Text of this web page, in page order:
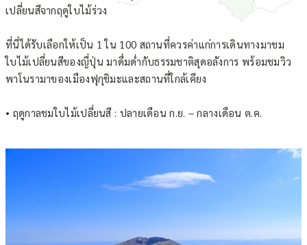
เปลี่ยนสีจากฤดูใบไม้ร่วง
ที่นี่ได้รับเลือกให้เป็น 1 ใน 100 สถานที่ควรค่าแก่การเดินทางมาชม
ใบไม้เปลี่ยนสีของญี่ปุ่น มาดื่มด่ำกับธรรมชาติสุดอลังการ พร้อมชมวิว
พาโนรามาของเมืองฟุกุชิมะและสถานที่ใกล้เคียง
• ฤดูกาลชมใบไม้เปลี่ยนสี : ปลายเดือน ก.ย. – กลางเดือน ต.ค.